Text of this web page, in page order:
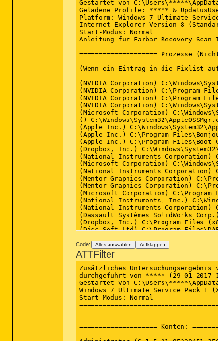
Code: Alles auswählen Aufklappen
ATTFilter
Zusätzliches Untersuchungsergebnis von Farbar Recovery Scan Tool (x64) Version: 29-01-2017
durchgeführt von ***** (29-01-2017 19:42:25)
Gestartet von C:\Users\*****\AppData\Local\Microsoft\Windows\Temporary Internet Files\Content.IE5\4YRD159C
Windows 7 Ultimate Service Pack 1 (X64) (2016-02-27 19:19:42)
Start-Modus: Normal
==========================================================


==================== Konten: =============================

Administrator (S-1-5-21-85328451-2568510772-9399479-500 - Administrator - Disabled)
Gast (S-1-5-21-85328451-2568510772-9399479-501 - Limited - Disabled)
HomeGroupUser$ (S-1-5-21-85328451-2568510772-9399479-1002 - Limited - Enabled)
***** (S-1-5-21-85328451-2568510772-9399479-1000 - Administrator - Enabled) => C:\Users\*****
UpdatusUser (S-1-5-21-85328451-2568510772-9399479-1009 - Limited - Enabled) => C:\Users\UpdatusUser

==================== Sicherheits-Center ========================

(Wenn ein Eintrag in die Fixlist aufgenommen wird, wird er entfernt.)

AS: Windows Defender (Enabled - Out of date) {D68DDC3A-831F-4fae-9E44-DA132C1ACF46}

==================== Installierte Programme ======================

(Nur Adware-Programme mit dem Zusatz "Hidden" können in die Fixlist aufgenommen werden, um sie sichtbar zu machen. Die Adware-Programme sollten manuell deinstalliert werden.)

µTorrent (HKU\S-1-5-21-85328451-2568510772-9399479-1000\...\uTorrent) (Version: 3.4.5.41865 - BitTorrent Inc.)
Adobe Acrobat Reader DC - Deutsch (HKLM-x32\...\{AC76BA86-7AD7-1031-7B44-AC0F074E4100}) (Version: 15.023.20056 - Adobe Systems Incorporated)
ANA 2.52 32-Bit für Windows 95 und NT 4.0 (HKLM-x32\...\ANA 2.52 32-Bit für Windows 95 und NT 4.0) (Version:  - )
Apple Software Update (HKLM-x32\...\{FFD1F7F1-1AC9-4BC4-A908-0686D635ABAF}) (Version: 2.1.4.131 - Apple Inc.)
Bonjour (HKLM\...\{6E3610B2-430D-4EB0-81E3-2B57E8B9DE8D}) (Version: 3.0.0.10 - Apple Inc.)
Boot Camp-Dienste (HKLM\...\{ADA3F9C8-A6D3-4FCF-BFBB-EAD69AC0884E}) (Version: 4.0.4033 - Apple Inc.)
DAEMON Tools Lite (HKLM\...\DAEMON Tools Lite) (Version: 10.2.0.0115 - Disc Soft Ltd)
Deinst. f. Druckertreiber UFR II (HKLM\...\Canon UFR II Printer Driver) (Version: 5, 4, 0, 0 - Canon Inc.)
Dropbox (HKLM-x32\...\Dropbox) (Version: 18.4.32 - Dropbox, Inc.)
Dropbox Update Helper (x32 Version: 1.3.59.1 - Dropbox, Inc.) Hidden
GeoGebra 5 (HKLM-x32\...\GeoGebra 5) (Version: 5.0.212.0 - International GeoGebra Institute)
Google Chrome (HKLM-x32\...\Google Chrome) (Version: 54.0.2840.99 - Google Inc.)
Google Update Helper (x32 Version: 1.3.31.5 - Google Inc.) Hidden
KNX eteC Falcon Runtime v2.1 (x32 Version: 2.1.5213.27900 - KNX Association cvba) Hidden
Microsoft .NET Framework 4 Client Profile DEU Language Pack (HKLM\...\Microsoft .NET Framework 4 Client Profile DEU Language Pack) (Version: 4.0.30319 - Microsoft Corporation)
Microsoft .NET Framework 4 Extended DEU Language Pack (HKLM\...\Microsoft .NET Framework 4 Extended DEU Language Pack) (Version: 4.0.30319 - Microsoft Corporation)
Microsoft .NET Framework 4.5 (HKLM\...\{92FB6C44-E685-45AD-9B20-CADF4CABA132} - 1033) (Version: 4.5.50709 - Microsoft Corporation)
Microsoft Office Professional Plus 2013 (HKLM\...\Office15.PROPLUS) (Version: 15.0.4420.1017 - Microsoft Corporation)
Microsoft Primary Interoperability Assemblies 2005 (HKLM-x32\...\{2C303EE0-A595-3543-A71A-931C7AC40EDE}) (Version: 9.0.21022 - Microsoft Corporation)
Microsoft SQL Server 2008 R2 (64-bit) (HKLM\...\Microsoft SQL Server 2008 R2) (Version:  - Microsoft Corporation)
Microsoft SQL Server 2008 R2 Native Client (HKLM\...\{79A2C6E8-C727-4D12-B4B3-19790C181DEA}) (Version: 10.52.4000.0 - Microsoft Corporation)
Microsoft SQL Server 2008 R2 Setup (English) (HKLM\...\{C3525BF7-3698-4CD3-A8C3-69BD6F57BA3B})